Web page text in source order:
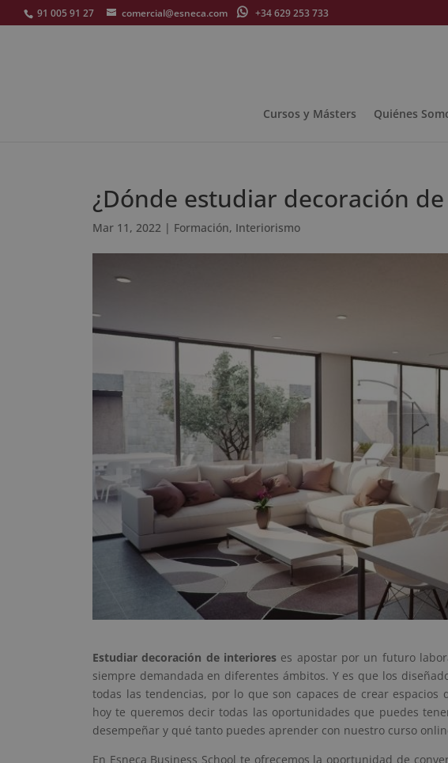
91 005 91 27 comercial@esneca.com +34 629 253 733
Cursos y Másters Quiénes
¿Dónde estudiar decoración
Mar 11, 2022 | Formación, Interiorismo
Estudiar decoración de interiores es apostar por un futuro
siempre demandada en diferentes ámbitos. Y es que los
todas las tendencias, por lo que son capaces de crear espacios
hoy te queremos decir todas las oportunidades que puedes
desempeñar y qué tanto puedes aprender con nuestro curso
En Esneca Business School te ofrecemos la oportunidad de